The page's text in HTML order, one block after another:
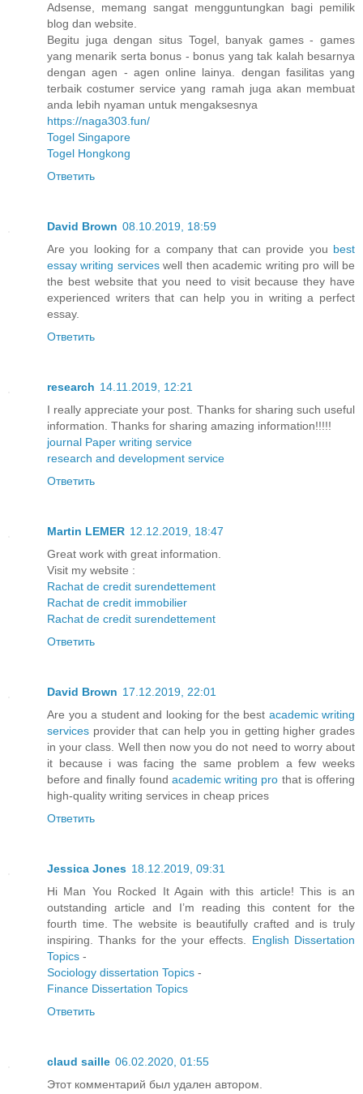
Adsense, memang sangat mengguntungkan bagi pemilik
blog dan website.
Begitu juga dengan situs Togel, banyak games - games
yang menarik serta bonus - bonus yang tak kalah besarnya
dengan agen - agen online lainya. dengan fasilitas yang
terbaik costumer service yang ramah juga akan membuat
anda lebih nyaman untuk mengaksesnya
https://naga303.fun/
Togel Singapore
Togel Hongkong
Ответить
David Brown 08.10.2019, 18:59
Are you looking for a company that can provide you best
essay writing serviceswell then academic writing pro will be
the best website that you need to visit because they have
experienced writers that can help you in writing a perfect
essay.
Ответить
research 14.11.2019, 12:21
I really appreciate your post. Thanks for sharing such useful
information. Thanks for sharing amazing information!!!!!
journal Paper writing service
research and development service
Ответить
Martin LEMER 12.12.2019, 18:47
Great work with great information.
Visit my website :
Rachat de credit surendettement
Rachat de credit immobilier
Rachat de credit surendettement
Ответить
David Brown 17.12.2019, 22:01
Are you a student and looking for the best academic writing
services provider that can help you in getting higher grades
in your class. Well then now you do not need to worry about
it because i was facing the same problem a few weeks
before and finally found academic writing pro that is offering
high-quality writing services in cheap prices
Ответить
Jessica Jones 18.12.2019, 09:31
Hi Man You Rocked It Again with this article! This is an
outstanding article and I’m reading this content for the
fourth time. The website is beautifully crafted and is truly
inspiring. Thanks for the your effects. English Dissertation
Topics -
Sociology dissertation Topics -
Finance Dissertation Topics
Ответить
claud saille 06.02.2020, 01:55
Этот комментарий был удален автором.